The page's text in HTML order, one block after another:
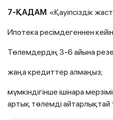
7-ҚАДАМ . «Қауіпсіздік
Ипотека ресімдегеннен
Төлемдердің 3-6 айына
жаңа кредиттер алмаңыз;
мүмкіндігінше ішінара
артық төлемді айтарлықтай